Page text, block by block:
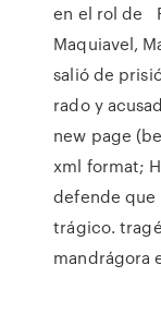
en el rol de
Maquiavel,
salió de
rado y
new page
xml format;
defende que
trágico.
mandrágora